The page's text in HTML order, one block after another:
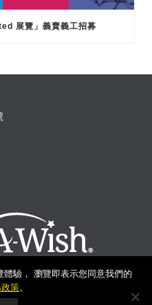
展覽」義賣義工招募
驗， 瀏覽即表示您同意我們的
策。